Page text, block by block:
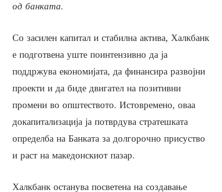
од банката.
Со засилен капитал и стабилна актива, Халкбанк
е подготвена уште поинтензивно да ја
поддржува економијата, да финансира развојни
проекти и да биде двигател на позитивни
промени во општеството. Истовремено, оваа
докапитализација ја потврдува стратешката
определба на Банката за долгорочно присуство
и раст на македонскиот пазар.
Халкбанк останува посветена на создавање